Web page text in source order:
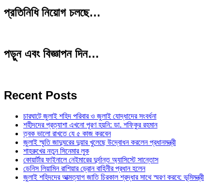
প্রতিনিধি নিয়োগ চলছে…
পড়ুন এবং বিজ্ঞাপন দিন…
Recent Posts
চারঘাটে জুলাই শহিদ পরিবার ও জুলাই যোদ্ধাদের সংবর্ধনা
শহীদদের প্রত্যাশা এখনো পূরণ হয়নি: ডা. শফিকুর রহমান
ত্বক ভালো রাখতে যে ৫ কাজ করবেন
জুলাই স্মৃতি জাদুঘরের দুয়ার খুলেছে উদ্বোধন করলেন প্রধানমন্ত্রী
শাহরুখের নতুন সিনেমার লুক
কোয়ার্টার ফাইনালে নেইমারের দুর্দান্ত অ্যাসিস্টে সান্তোস
ডেনিস লিয়ামিন রাশিয়ার ড্রোন বাহিনীর প্রধান হলেন
জুলাই শহিদদের আত্মত্যাগ জাতি চিরকাল শ্রদ্ধার সাথে স্মরণ করবে: ভূমিমন্ত্রী